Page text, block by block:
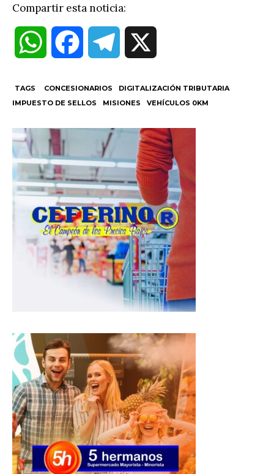
Compartir esta noticia:
W
a
t
s
p
p
c
b
o
o
k
l
g
r
a
m
TAGS CONCESIONARIOS
DIGITALIZACIÓN TRIBUTARIA
IMPUESTO DE SELLOS
MISIONES VEHÍCULOS 0KM